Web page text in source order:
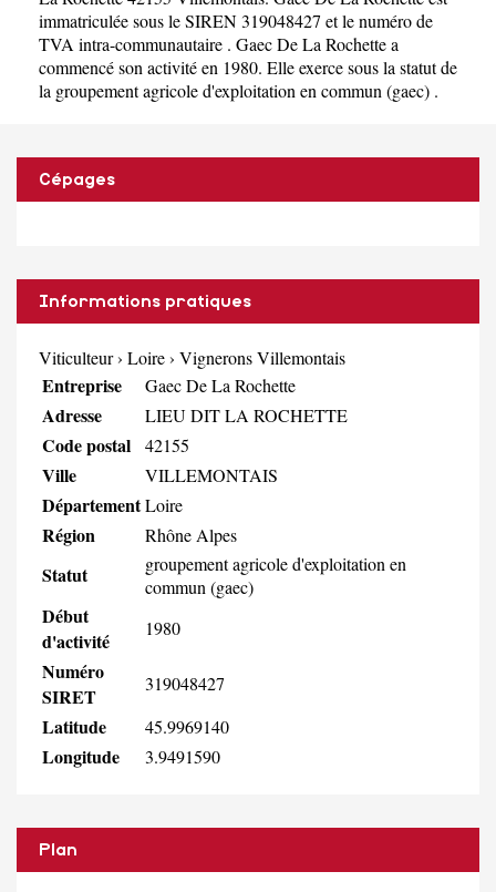
immatriculée sous le SIREN 319048427 et le numéro de
TVA intra-communautaire . Gaec De La Rochette a
commencé son activité en 1980. Elle exerce sous la statut de
la groupement agricole d'exploitation en commun (gaec) .
Cépages
Informations pratiques
Viticulteur› Loire› Vignerons Villemontais
Entreprise Gaec De La Rochette
Adresse LIEU DIT LA ROCHETTE
Code postal 42155
Ville VILLEMONTAIS
DépartementLoire
Région Rhône Alpes
Statut
groupement agricole d'exploitation en
commun (gaec)
Début
d'activité
1980
Numéro
SIRET
319048427
Latitude 45.9969140
Longitude 3.9491590
Plan